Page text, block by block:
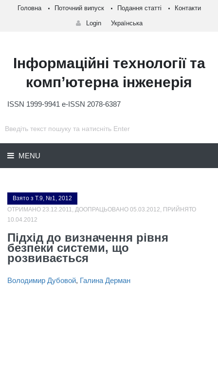
Головна Поточний випуск Подання статті Контакти
Login Українська
Інформаційні технології та
комп’ютерна інженерія
ISSN 1999-9941 e-ISSN 2078-6387
MENU
Взято з Т.9, №1, 2012
ОТРИМАНО 23.12.2011, ДООПРАЦЬОВАНО 05.03.2012, ПРИЙНЯТО
10.04.2012
Підхід до визначення рівня
безпеки системи, що
розвивається
Володимир Дубовой, Галина Дерман